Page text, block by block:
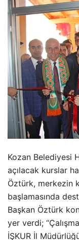
Kozan Belediyesi
açılacak kurslar
Öztürk, merkezin
başlamasında
Başkan Öztürk
yer verdi;
İŞKUR İl